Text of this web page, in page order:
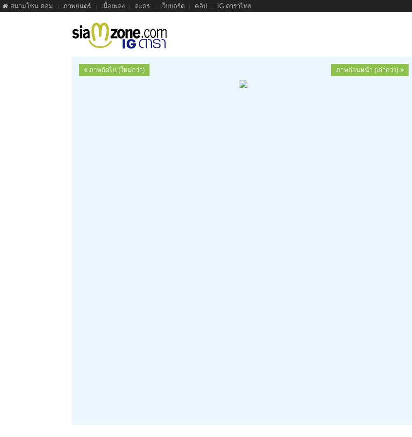
สนามโซน.คอม ภาพยนตร์ เนื้อเพลง ละคร เว็บบอร์ด คลิป IG ดาราไทย
ภาพถัดไป (ใหม่กว่า) ภาพก่อนหน้า (เก่ากว่า)